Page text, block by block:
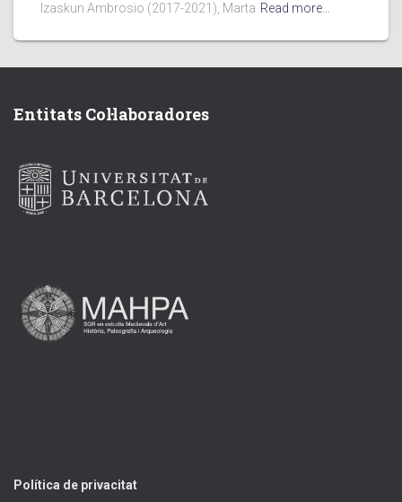
Izaskun Ambrosio (2017-2021), Marta Read more…
Entitats Col·laboradores
Política de privacitat